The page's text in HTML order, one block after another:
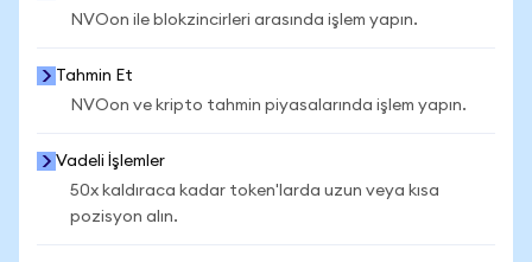
NVOon ile blokzincirleri arasında işlem yapın.
Tahmin Et
NVOon ve kripto tahmin piyasalarında işlem yapın.
Vadeli İşlemler
50x kaldıraca kadar token'larda uzun veya kısa
pozisyon alın.